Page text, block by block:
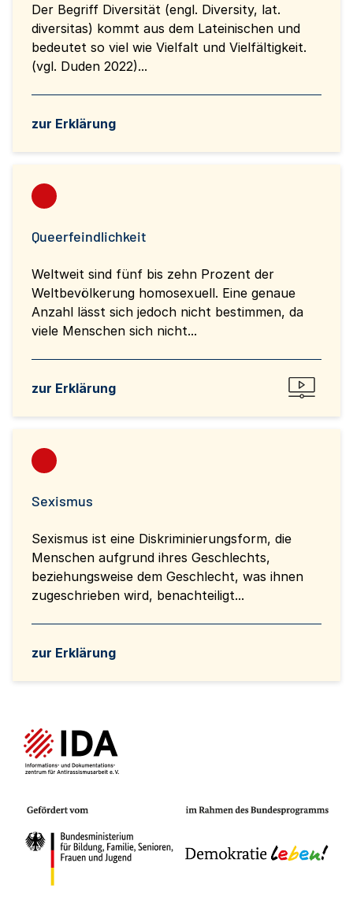
Der Begriff Diversität (engl. Diversity, lat.
diversitas) kommt aus dem Lateinischen und
bedeutet so viel wie Vielfalt und Vielfältigkeit.
(vgl. Duden 2022)...
zur Erklärung
Queerfeindlichkeit
Weltweit sind fünf bis zehn Prozent der
Weltbevölkerung homosexuell. Eine genaue
Anzahl lässt sich jedoch nicht bestimmen, da
viele Menschen sich nicht...
zur Erklärung
Sexismus
Sexismus ist eine Diskriminierungsform, die
Menschen aufgrund ihres Geschlechts,
beziehungsweise dem Geschlecht, was ihnen
zugeschrieben wird, benachteiligt...
zur Erklärung